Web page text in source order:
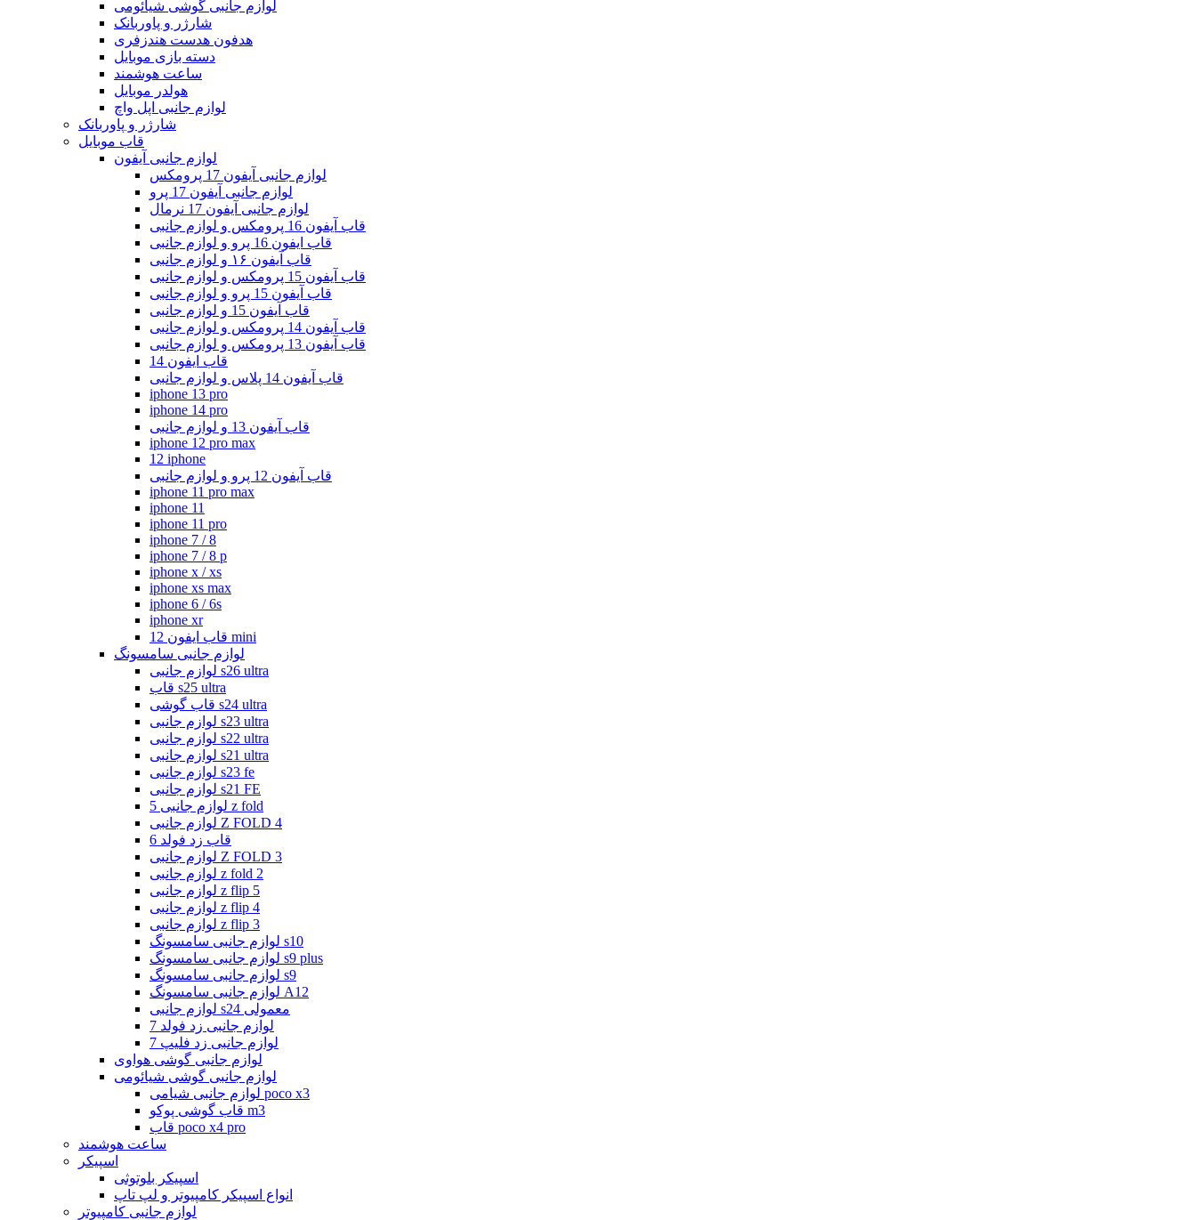
لوازم جانبی گوشی شیائومی
شارژر و پاوربانک
هدفون هدست هندزفری
دسته بازی موبایل
ساعت هوشمند
هولدر موبایل
لوازم جانبی اپل واچ
شارژر و پاوربانک
قاب موبایل
لوازم جانبی آیفون
لوازم جانبی آیفون 17 پرومکس
لوازم جانبی آیفون 17 پرو
لوازم جانبی آیفون 17 نرمال
قاب آیفون 16 پرومکس و لوازم جانبی
قاب ایفون 16 پرو و لوازم جانبی
قاب آیفون ۱۶ و لوازم جانبی
قاب آیفون 15 پرومکس و لوازم جانبی
قاب آیفون 15 پرو و لوازم جانبی
قاب آیفون 15 و لوازم جانبی
قاب آیفون 14 پرومکس و لوازم جانبی
قاب آیفون 13 پرومکس و لوازم جانبی
قاب ایفون 14
قاب آیفون 14 پلاس و لوازم جانبی
iphone 13 pro
iphone 14 pro
قاب آیفون 13 و لوازم جانبی
iphone 12 pro max
12 iphone
قاب آیفون 12 پرو و لوازم جانبی
iphone 11 pro max
iphone 11
iphone 11 pro
iphone 7 / 8
iphone 7 / 8 p
iphone x / xs
iphone xs max
iphone 6 / 6s
iphone xr
قاب ایفون 12 mini
لوازم جانبی سامسونگ
لوازم جانبی s26 ultra
قاب s25 ultra
قاب گوشی s24 ultra
لوازم جانبی s23 ultra
لوازم جانبی s22 ultra
لوازم جانبی s21 ultra
لوازم جانبی s23 fe
لوازم جانبی s21 FE
لوازم جانبی 5 z fold
لوازم جانبی Z FOLD 4
قاب زد فولد 6
لوازم جانبی Z FOLD 3
لوازم جانبی z fold 2
لوازم جانبی z flip 5
لوازم جانبی z flip 4
لوازم جانبی z flip 3
لوازم جانبی سامسونگ s10
لوازم جانبی سامسونگ s9 plus
لوازم جانبی سامسونگ s9
لوازم جانبی سامسونگ A12
لوازم جانبی s24 معمولی
لوازم جانبی زد فولد 7
لوازم جانبی زد فلیپ 7
لوازم جانبی گوشی هواوی
لوازم جانبی گوشی شیائومی
لوازم جانبی شیامی poco x3
قاب گوشی پوکو m3
قاب poco x4 pro
ساعت هوشمند
اسپیکر
اسپیکر بلوتوثی
انواع اسپیکر کامپیوتر و لپ تاپ
لوازم جانبی کامپیوتر